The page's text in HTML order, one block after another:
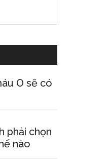
O sẽ có
phải chọn
nào